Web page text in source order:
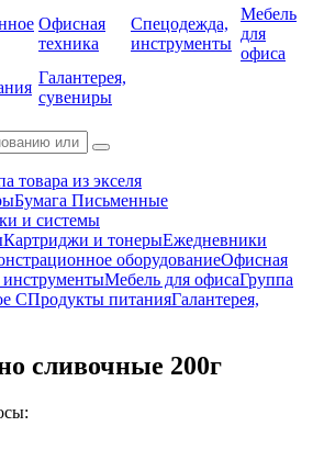
Офисная
техника
Спецодежда,
инструменты
Мебель
для
офиса
Галантерея,
сувениры
товара из экселя
Бумага Письменные
и системы
Картриджи и тонерыЕжедневники
оборудованиеОфисная
Мебель для офисаГруппа
СПродукты питанияГалантерея,
сливочные 200г